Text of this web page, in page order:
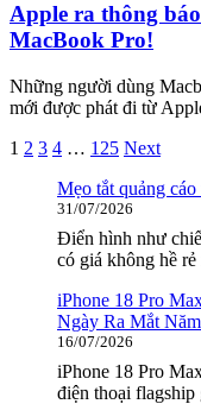
Apple ra thông
MacBook Pro!
Những người dùng
mới được phát đi từ
Phân
trang
1 2 3 4 … 125 Next
Mẹo tắt quảng
31/07/2026
Điển hình như
có giá không hề
iPhone 18 Pro
Ngày Ra Mắt
16/07/2026
iPhone 18 Pro
điện thoại